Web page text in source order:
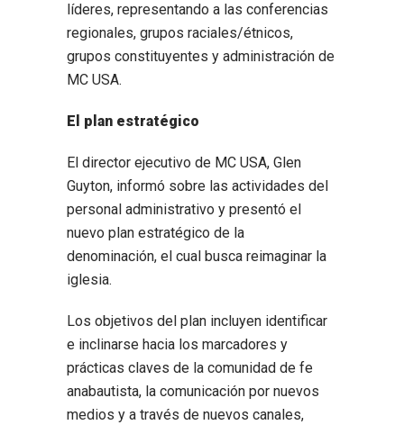
líderes, representando a las conferencias
regionales, grupos raciales/étnicos,
grupos constituyentes y administración de
MC USA.
El plan estratégico
El director ejecutivo de MC USA, Glen
Guyton, informó sobre las actividades del
personal administrativo y presentó el
nuevo plan estratégico de la
denominación, el cual busca reimaginar la
iglesia.
Los objetivos del plan incluyen identificar
e inclinarse hacia los marcadores y
prácticas claves de la comunidad de fe
anabautista, la comunicación por nuevos
medios y a través de nuevos canales,